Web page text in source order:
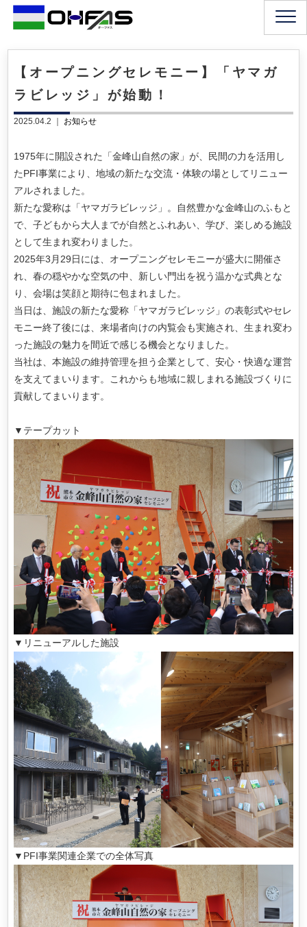
【オープニングセレモニー】「ヤマガ
ラビレッジ」が始動！
2025.04.2 ｜ お知らせ
1975年に開設された「金峰山自然の家」が、民間の力を活用し
たPFI事業により、地域の新たな交流・体験の場としてリニュー
アルされました。
新たな愛称は「ヤマガラビレッジ」。自然豊かな金峰山のふもと
で、子どもから大人までが自然とふれあい、学び、楽しめる施設
として生まれ変わりました。
2025年3月29日には、オープニングセレモニーが盛大に開催さ
れ、春の穏やかな空気の中、新しい門出を祝う温かな式典とな
り、会場は笑顔と期待に包まれました。
当日は、施設の新たな愛称「ヤマガラビレッジ」の表彰式やセレ
モニー終了後には、来場者向けの内覧会も実施され、生まれ変わ
った施設の魅力を間近で感じる機会となりました。
当社は、本施設の維持管理を担う企業として、安心・快適な運営
を支えてまいります。これからも地域に親しまれる施設づくりに
貢献してまいります。
▼テープカット
▼リニューアルした施設
▼PFI事業関連企業での全体写真